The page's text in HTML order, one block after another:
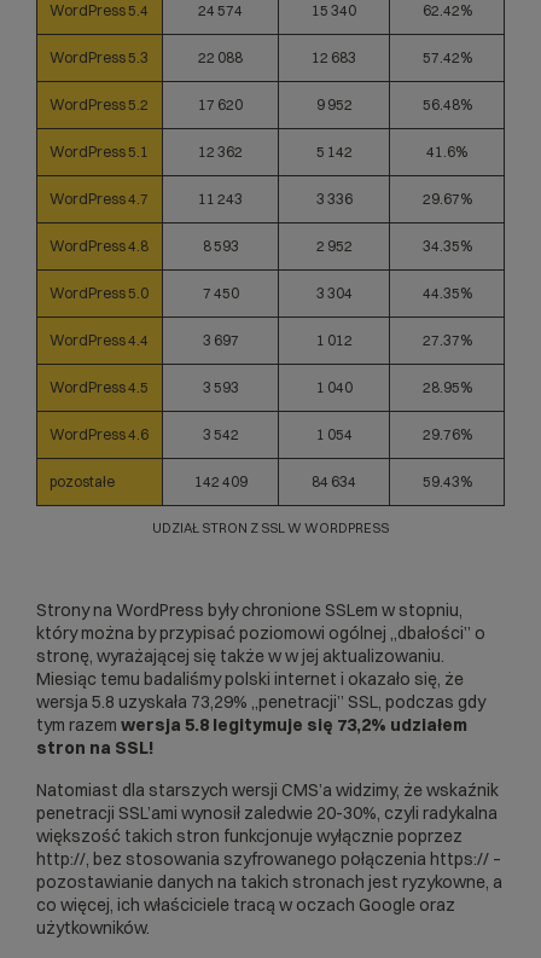
WordPress 5.4 24 574 15 340 62.42%
WordPress 5.3 22 088 12 683 57.42%
WordPress 5.2 17 620 9 952 56.48%
WordPress 5.1 12 362 5 142 41.6%
WordPress 4.7 11 243 3 336 29.67%
WordPress 4.8 8 593 2 952 34.35%
WordPress 5.0 7 450 3 304 44.35%
WordPress 4.4 3 697 1 012 27.37%
WordPress 4.5 3 593 1 040 28.95%
WordPress 4.6 3 542 1 054 29.76%
pozostałe 142 409 84 634 59.43%
UDZIAŁ STRON Z SSL W WORDPRESS
Strony na WordPress były chronione SSLem w stopniu,
który można by przypisać poziomowi ogólnej „dbałości” o
stronę, wyrażającej się także w w jej aktualizowaniu.
Miesiąc temu badaliśmy polski internet i okazało się, że
wersja 5.8 uzyskała 73,29% „penetracji” SSL, podczas gdy
tym razem wersja 5.8 legitymuje się 73,2% udziałem
stron na SSL!
Natomiast dla starszych wersji CMS’a widzimy, że wskaźnik
penetracji SSL’ami wynosił zaledwie 20-30%, czyli radykalna
większość takich stron funkcjonuje wyłącznie poprzez
http://, bez stosowania szyfrowanego połączenia https:// –
pozostawianie danych na takich stronach jest ryzykowne, a
co więcej, ich właściciele tracą w oczach Google oraz
użytkowników.